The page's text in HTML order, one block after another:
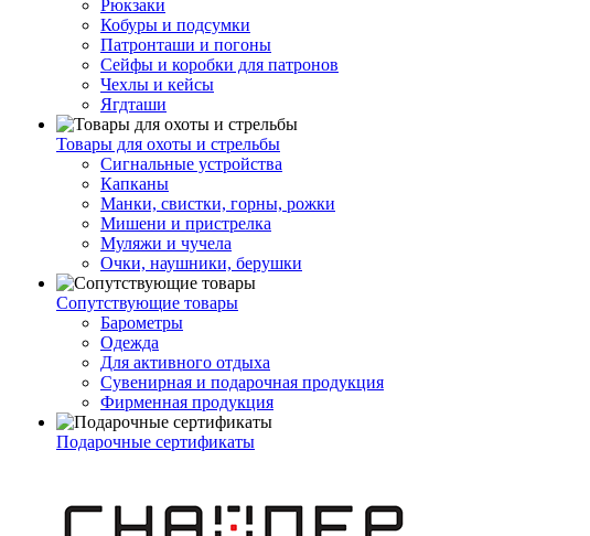
Рюкзаки
Кобуры и подсумки
Патронташи и погоны
Сейфы и коробки для патронов
Чехлы и кейсы
Ягдташи
Товары для охоты и стрельбы
Сигнальные устройства
Капканы
Манки, свистки, горны, рожки
Мишени и пристрелка
Муляжи и чучела
Очки, наушники, берушки
Сопутствующие товары
Барометры
Одежда
Для активного отдыха
Сувенирная и подарочная продукция
Фирменная продукция
Подарочные сертификаты